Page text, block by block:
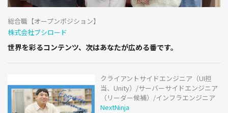
総合職【オープンポジション】
株式会社ブシロード
世界を彩るコンテンツ、次はあなたが広める番です。
クライアントサイドエンジニア（UI担
当、Unity）/サーバーサイドエンジニア
（リーダー候補）/インフラエンジニア
NextNinja